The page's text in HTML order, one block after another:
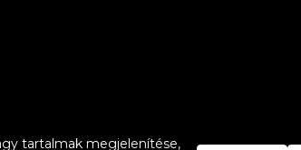
tartalmak megjelenítése,